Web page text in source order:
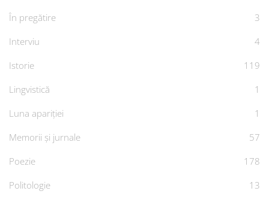
În pregătire
3
Interviu
4
Istorie
119
Lingvistică
1
Luna apariției
1
Memorii și jurnale
57
Poezie
178
Politologie
13